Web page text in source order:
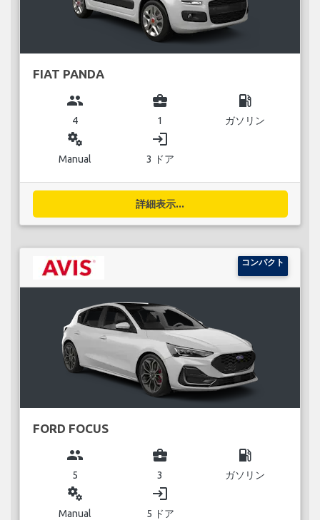
FIAT PANDA
group
4
business_center
1
local_gas_station
ガソリン
miscellaneous_services
Manual
login
3 ドア
詳細表示...
コンパクト
FORD FOCUS
group
5
business_center
3
local_gas_station
ガソリン
miscellaneous_services
Manual
login
5 ドア